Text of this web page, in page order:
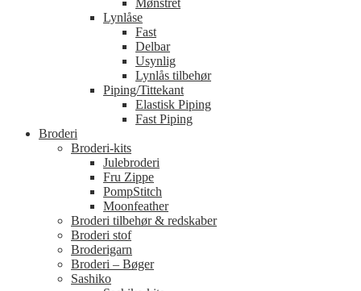
Mønstret
Lynlåse
Fast
Delbar
Usynlig
Lynlås tilbehør
Piping/Tittekant
Elastisk Piping
Fast Piping
Broderi
Broderi-kits
Julebroderi
Fru Zippe
PompStitch
Moonfeather
Broderi tilbehør & redskaber
Broderi stof
Broderigarn
Broderi – Bøger
Sashiko